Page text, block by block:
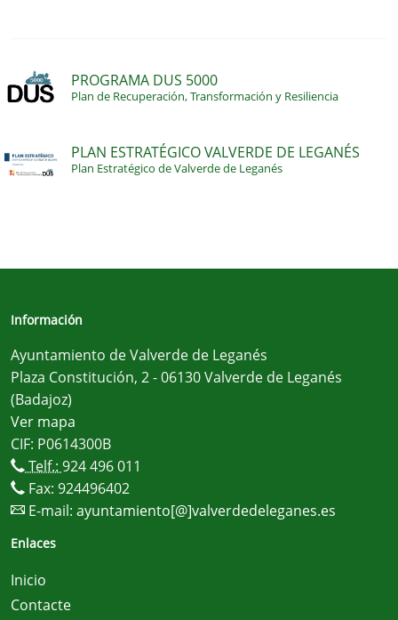
PROGRAMA DUS 5000
Plan de Recuperación, Transformación y Resiliencia
PLAN ESTRATÉGICO VALVERDE DE LEGANÉS
Plan Estratégico de Valverde de Leganés
Información
Ayuntamiento de Valverde de Leganés
Plaza Constitución, 2 - 06130 Valverde de Leganés
(Badajoz)
Ver mapa
CIF: P0614300B
Telf.: 924 496 011
Fax: 924496402
E-mail: ayuntamiento[@]valverdedeleganes.es
Enlaces
Inicio
Contacte